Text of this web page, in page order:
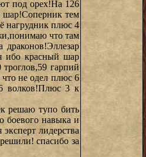
под орех!На 126
шар!Соперник тем
нагрудник плюс 4
что там
ибо красный шар
гарпий
не одел плюс 6
волков!Плюс 3 к
решаю тупо бить
боевого навыка и
лидерства
спасибо за